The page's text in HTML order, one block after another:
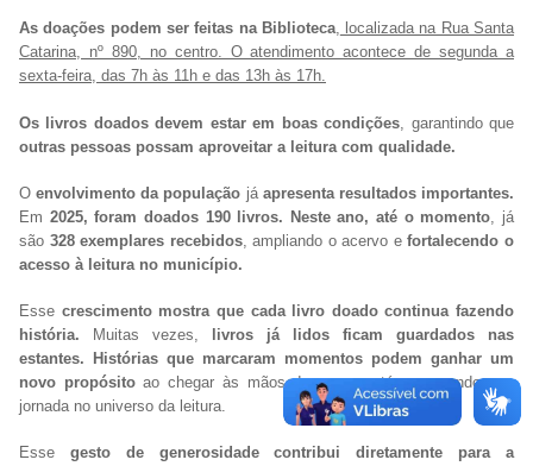
As doações podem ser feitas na Biblioteca, localizada na Rua Santa
Catarina, nº 890, no centro. O atendimento acontece de segunda a
sexta-feira, das 7h às 11h e das 13h às 17h.
Os livros doados devem estar em boas condições , garantindo que
outras pessoas possam aproveitar a leitura com qualidade.
O envolvimento da população já apresenta resultados importantes.
Em 2025, foram doados 190 livros. Neste ano, até o momento , já
são 328 exemplares recebidos, ampliando o acervo efortalecendo o
acesso à leitura no município.
Esse crescimento mostra que cada livro doado continua fazendo
história. Muitas vezes,
livros já lidos ficam guardados nas
estantes.
Histórias que marcaram momentos podem ganhar um
novo propósitoao chegar às mãos de quem está começando sua
jornada no universo da leitura.
Esse gesto de generosidade contribui diretamente para a